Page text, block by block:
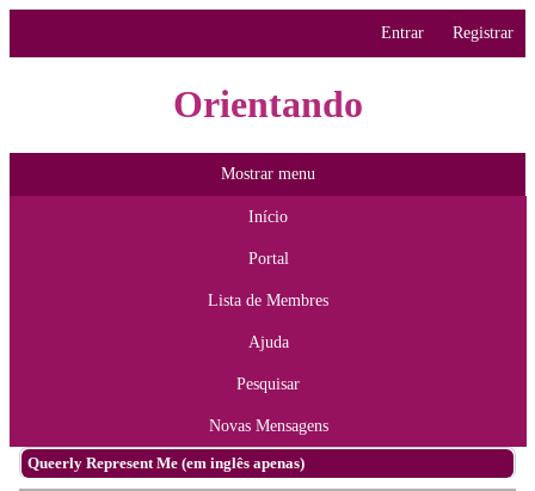
Entrar Registrar
Orientando
Mostrar menu
Início
Portal
Lista de Membres
Ajuda
Pesquisar
Novas Mensagens
Queerly Represent Me (em inglês apenas)